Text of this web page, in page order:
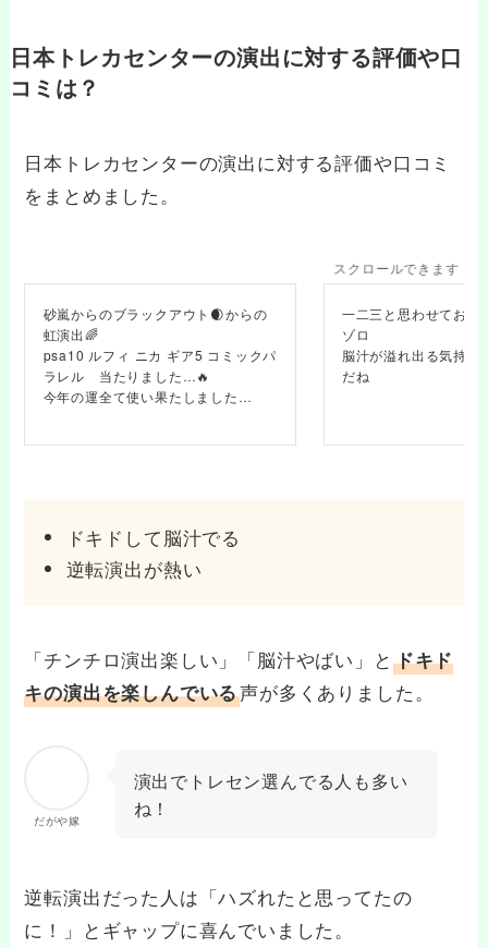
日本トレカセンターの演出に対する評価や口
コミは？
日本トレカセンターの演出に対する評価や口コミ
をまとめました。
スクロールできます
砂嵐からのブラックアウト🌒からの
虹演出🌈
psa10 ルフィ ニカ ギア5 コミックパ
ラレル 当たりました…🔥
今年の運全て使い果たしました…
一二三と思わせておい
ゾロ
脳汁が溢れ出る気持ち
だね
ドキドして脳汁でる
逆転演出が熱い
「チンチロ演出楽しい」「脳汁やばい」と ドキド
キの演出を楽しんでいる声が多くありました。
だがや嫁
演出でトレセン選んでる人も多い
ね！
逆転演出だった人は「ハズれたと思ってたの
に！」とギャップに喜んでいました。